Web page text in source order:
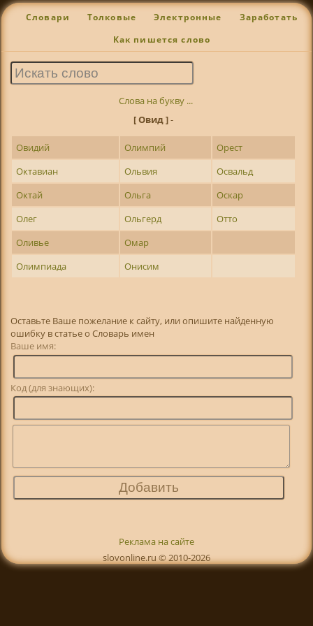
Словари Толковые Электронные Заработать
Как пишется слово
Слова на букву ...
[ Овид ]-
Овидий Олимпий
Орест
Октавиан
Ольвия
Освальд
Октай
Ольга
Оскар
Олег
Ольгерд
Отто
Оливье
Омар
Олимпиада
Онисим
Оставьте Ваше пожелание к сайту, или опишите найденную
ошибку в статье о Словарь имен
Ваше имя:
Код (для знающих):
Реклама на сайте
slovonline.ru © 2010-2026